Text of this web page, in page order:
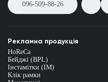
096-509-88-26
Рекламна продукція
HoReCa
Бейджі (BPL)
Інстамітки (IM)
Клік рамки